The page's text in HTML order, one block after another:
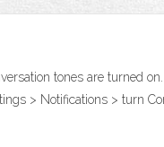
tones are turned
> Notifications > turn